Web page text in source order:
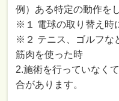
例）ある特定の動作を
※１ 電球の取り替え時
※２ テニス、ゴルフな
筋肉を使った時
2.施術を行っていなく
合があります。